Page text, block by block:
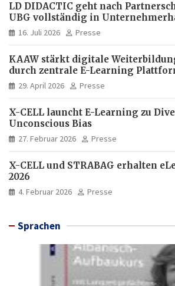
LD DIDACTIC geht nach
UBG vollständig in
16. Juli 2026 Presse
KAAW stärkt digitale
durch zentrale E-Learning
29. April 2026 Presse
X-CELL launcht E-Learning zu
Unconscious Bias
27. Februar 2026 Presse
X-CELL und STRABAG erhalten
2026
4. Februar 2026 Presse
Sprachen